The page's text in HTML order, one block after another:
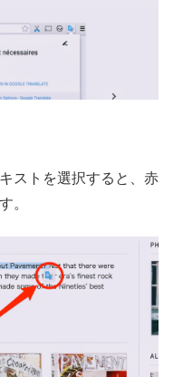
ストを選択すると、赤
。